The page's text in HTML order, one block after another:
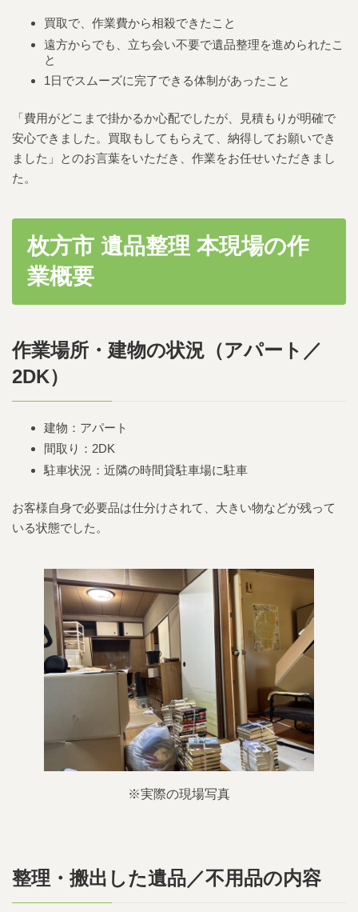
買取で、作業費から相殺できたこと
遠方からでも、立ち会い不要で遺品整理を進められたこ
と
1日でスムーズに完了できる体制があったこと
「費用がどこまで掛かるか心配でしたが、見積もりが明確で
安心できました。買取もしてもらえて、納得してお願いでき
ました」とのお言葉をいただき、作業をお任せいただきまし
た。
枚方市 遺品整理 本現場の作
業概要
作業場所・建物の状況（アパート ／
2DK）
建物：アパート
間取り：2DK
駐車状況：近隣の時間貸駐車場に駐車
お客様自身で必要品は仕分けされて、大きい物などが残って
いる状態でした。
※実際の現場写真
整理・搬出した遺品／不用品の内容